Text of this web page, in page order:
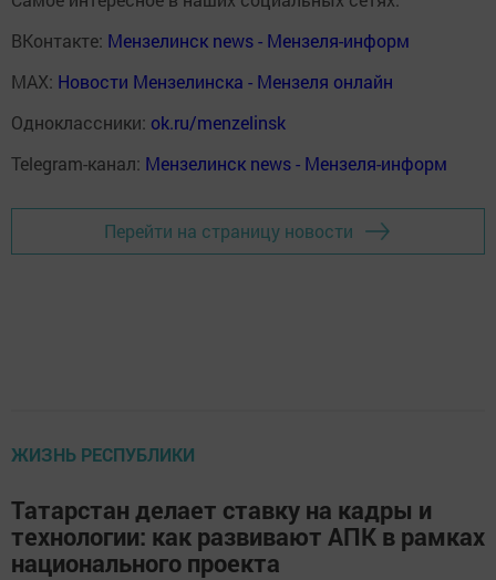
ВКонтакте: Мензелинск news - Мензеля-информ
MAX: Новости Мензелинска - Мензеля онлайн
Одноклассники: ok.ru/menzelinsk
Telegram-канал: Мензелинск news - Мензеля-информ
Перейти на страницу новости
ЖИЗНЬ РЕСПУБЛИКИ
Татарстан делает ставку на кадры и
технологии: как развивают АПК в рамках
национального проекта